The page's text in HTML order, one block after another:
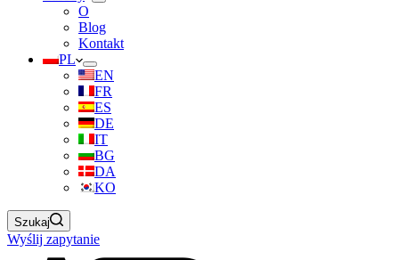
O
Blog
Kontakt
PL
EN
FR
ES
DE
IT
BG
DA
KO
Szukaj
Wyślij zapytanie